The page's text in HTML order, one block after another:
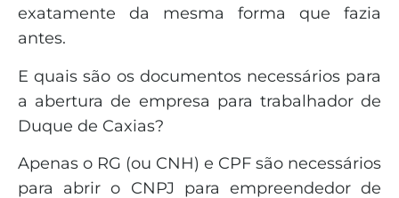
exatamente da mesma forma que fazia
antes.
E quais são os documentos necessários para
a abertura de empresa para trabalhador de
Duque de Caxias?
Apenas o RG (ou CNH) e CPF são necessários
para abrir o CNPJ para empreendedor de